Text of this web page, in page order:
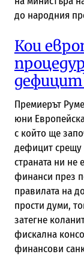
до народния
Кои
Премиерът
юни
с който ще
дефицит срещу
страната ни не
финанси през
правилата на
прости думи,
затегне
фискална
финансови